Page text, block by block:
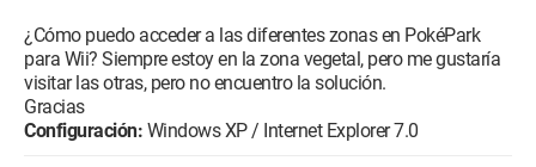
¿Cómo puedo acceder a las diferentes zonas en PokéPark
para Wii? Siempre estoy en la zona vegetal, pero me gustaría
visitar las otras, pero no encuentro la solución.
Gracias
Configuración: Windows XP / Internet Explorer 7.0